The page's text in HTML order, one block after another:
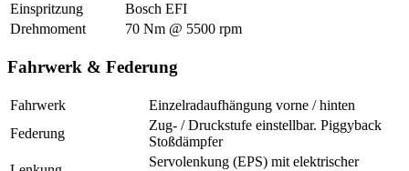
Einspritzung
Bosch EFI
Drehmoment
70 Nm @ 5500 rpm
Fahrwerk & Federung
Fahrwerk
Einzelradaufhängung vorne / hinten
Federung
Zug- / Druckstufe einstellbar. Piggyback
Stoßdämpfer
Servolenkung (EPS) mit elektrischer